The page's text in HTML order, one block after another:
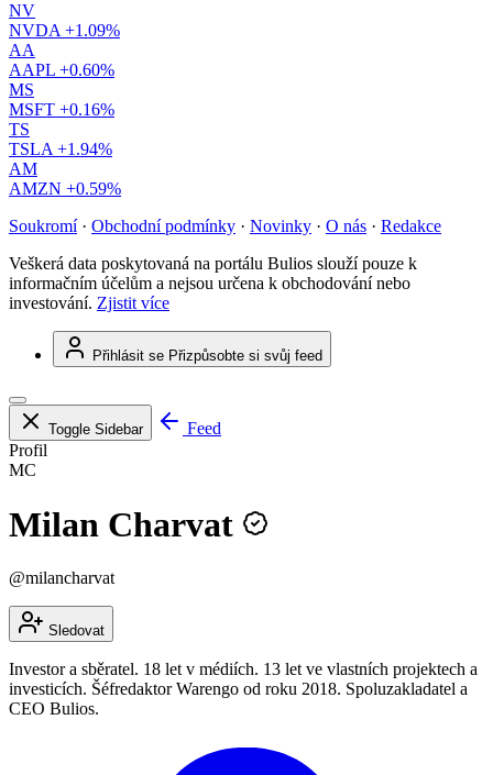
NV
NVDA +1.09%
AA
AAPL +0.60%
MS
MSFT +0.16%
TS
TSLA +1.94%
AM
AMZN +0.59%
Soukromí · Obchodní podmínky · Novinky · O nás · Redakce
Veškerá data poskytovaná na portálu Bulios slouží pouze k
informačním účelům a nejsou určena k obchodování nebo
investování. Zjistit více
Přihlásit se Přizpůsobte si svůj feed
Toggle Sidebar
Feed
Profil
MC
Milan Charvat
@milancharvat
Sledovat
Investor a sběratel. 18 let v médiích. 13 let ve vlastních projektech a
investicích. Šéfredaktor Warengo od roku 2018. Spoluzakladatel a
CEO Bulios.